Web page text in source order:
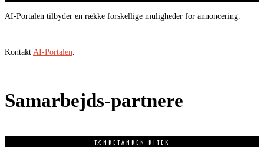
AI-Portalen tilbyder en række forskellige muligheder for annoncering.
Kontakt AI-Portalen
Samarbejds-partnere
TÆNKETANKEN KITEK